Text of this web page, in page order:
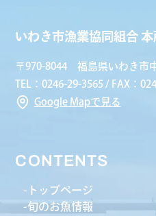
いわき市漁業協同組合 本
〒970-8044 福島県いわき市
TEL：0246-29-3565 / FAX：
Google Mapで見る
CONTENTS
トップページ
旬のお魚情報